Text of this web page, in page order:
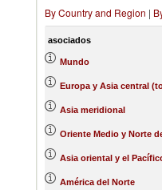
By Country and Region |
asociados
Mundo
Europa y Asia central
Asia meridional
Oriente Medio y Norte
Asia oriental y el
América del Norte